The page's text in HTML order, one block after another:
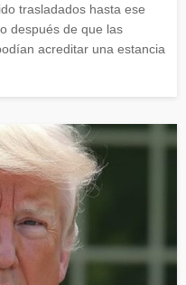
trasladados hasta ese
después de que las
acreditar una estancia